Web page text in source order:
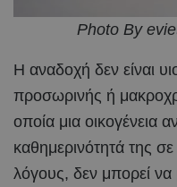
Photo By
Η αναδοχή δεν είναι
προσωρινής ή
οποία μια οικογένεια
καθημερινότητά της
λόγους, δεν μπορεί να